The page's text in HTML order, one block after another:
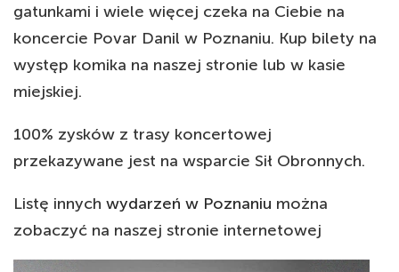
gatunkami i wiele więcej czeka na Ciebie na
koncercie Povar Danil w Poznaniu. Kup bilety na
występ komika na naszej stronie lub w kasie
miejskiej.
100% zysków z trasy koncertowej
przekazywane jest na wsparcie Sił Obronnych.
Listę innych wydarzeń w Poznaniu można
zobaczyć na naszej stronie internetowej